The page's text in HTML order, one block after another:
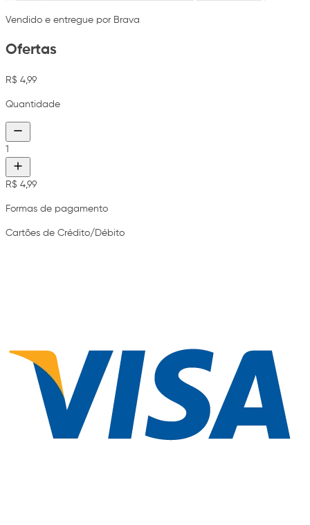
Vendido e entregue por Brava
Ofertas
R$ 4,99
Quantidade
1
R$ 4,99
Formas de pagamento
Cartões de Crédito/Débito